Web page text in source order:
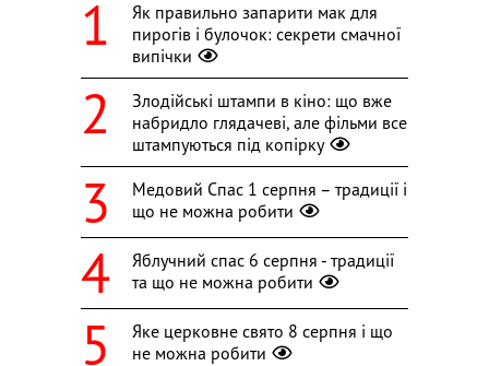
Як правильно запарити мак для
пирогів і булочок: секрети смачної
випічки
Злодійські штампи в кіно: що вже
набридло глядачеві, але фільми все
штампуються під копірку
Медовий Спас 1 серпня – традиції і
що не можна робити
Яблучний спас 6 серпня - традиції
та що не можна робити
Яке церковне свято 8 серпня і що
не можна робити